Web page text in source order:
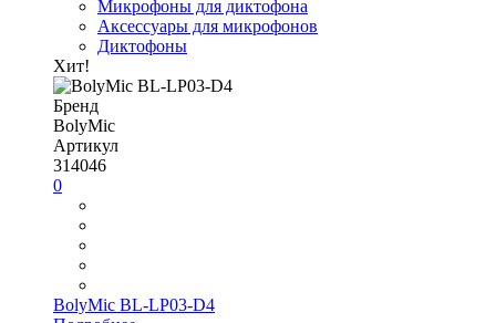
Микрофоны для диктофона
Аксессуары для микрофонов
Диктофоны
Хит!
Бренд
BolyMic
Артикул
314046
0
BolyMic BL-LP03-D4